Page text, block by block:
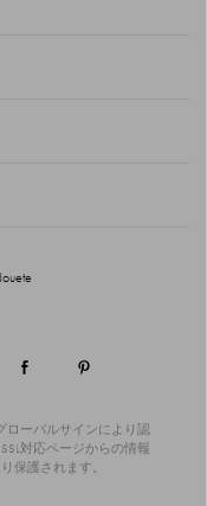
ローバルサインにより認
SSL対応ページからの情報
保護されます。